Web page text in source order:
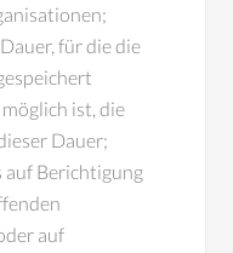
für die die
ist, die
Dauer;
auf Berichtigung
auf